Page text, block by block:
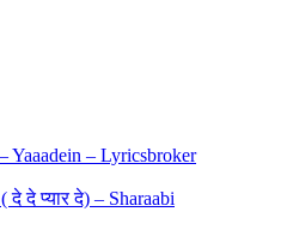
Yaaadein – Lyricsbroker
दे प्यार दे) – Sharaabi